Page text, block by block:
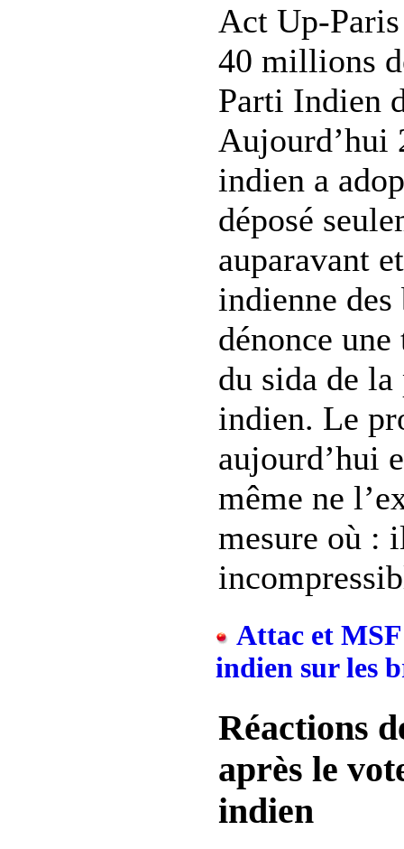
Act Up-
40 millions
Parti Indien
Aujourd’hui
indien a
déposé
auparavant
indienne
dénonce
du sida de
indien. Le
aujourd’hui
même ne
mesure où :
Attac et
indien sur les
Réactions
après le
indien